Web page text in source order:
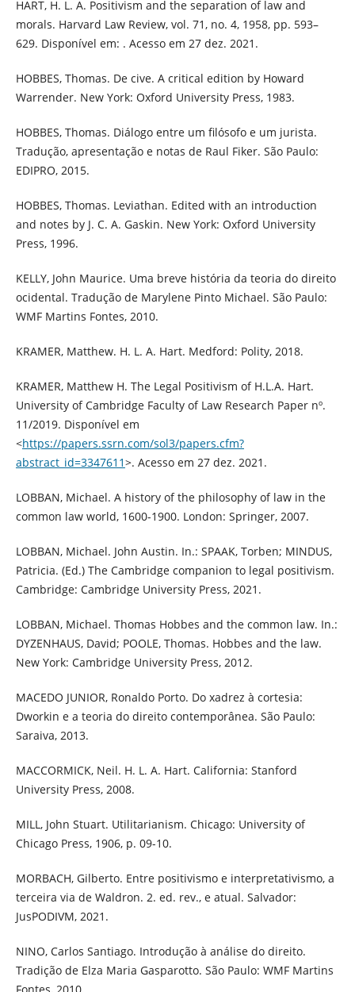
HART, H. L. A. Positivism and the separation of law and
morals. Harvard Law Review, vol. 71, no. 4, 1958, pp. 593–
629. Disponível em: . Acesso em 27 dez. 2021.
HOBBES, Thomas. De cive. A critical edition by Howard
Warrender. New York: Oxford University Press, 1983.
HOBBES, Thomas. Diálogo entre um filósofo e um jurista.
Tradução, apresentação e notas de Raul Fiker. São Paulo:
EDIPRO, 2015.
HOBBES, Thomas. Leviathan. Edited with an introduction
and notes by J. C. A. Gaskin. New York: Oxford University
Press, 1996.
KELLY, John Maurice. Uma breve história da teoria do direito
ocidental. Tradução de Marylene Pinto Michael. São Paulo:
WMF Martins Fontes, 2010.
KRAMER, Matthew. H. L. A. Hart. Medford: Polity, 2018.
KRAMER, Matthew H. The Legal Positivism of H.L.A. Hart.
University of Cambridge Faculty of Law Research Paper nº.
11/2019. Disponível em
<https://papers.ssrn.com/sol3/papers.cfm?
abstract_id=3347611>. Acesso em 27 dez. 2021.
LOBBAN, Michael. A history of the philosophy of law in the
common law world, 1600-1900. London: Springer, 2007.
LOBBAN, Michael. John Austin. In.: SPAAK, Torben; MINDUS,
Patricia. (Ed.) The Cambridge companion to legal positivism.
Cambridge: Cambridge University Press, 2021.
LOBBAN, Michael. Thomas Hobbes and the common law. In.:
DYZENHAUS, David; POOLE, Thomas. Hobbes and the law.
New York: Cambridge University Press, 2012.
MACEDO JUNIOR, Ronaldo Porto. Do xadrez à cortesia:
Dworkin e a teoria do direito contemporânea. São Paulo:
Saraiva, 2013.
MACCORMICK, Neil. H. L. A. Hart. California: Stanford
University Press, 2008.
MILL, John Stuart. Utilitarianism. Chicago: University of
Chicago Press, 1906, p. 09-10.
MORBACH, Gilberto. Entre positivismo e interpretativismo, a
terceira via de Waldron. 2. ed. rev., e atual. Salvador:
JusPODIVM, 2021.
NINO, Carlos Santiago. Introdução à análise do direito.
Tradição de Elza Maria Gasparotto. São Paulo: WMF Martins